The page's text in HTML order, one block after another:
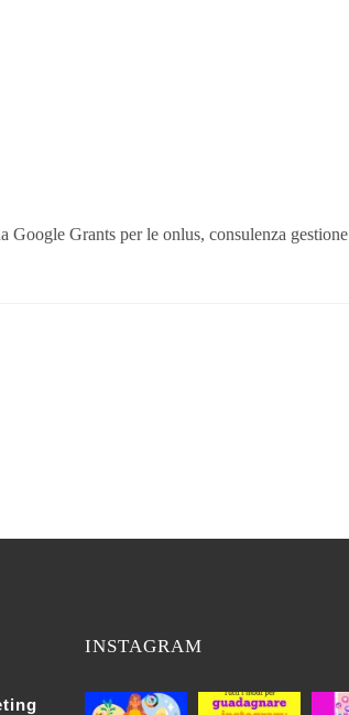
Google Grants per le onlus, consulenza gestione
INSTAGRAM